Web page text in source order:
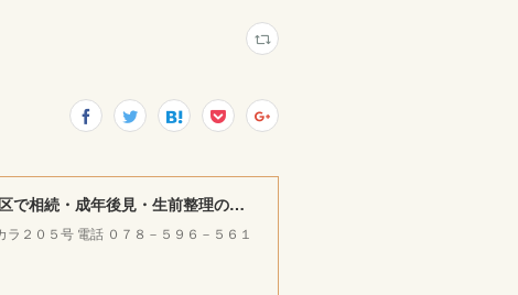
みやけ司法書士・ＦＰ ／ 行政書士事務所 ｜神戸市北区で相続・成年後見・生前整理のご相談をお受けしています。
２０５号 電話 ０７８－５９６－５６１